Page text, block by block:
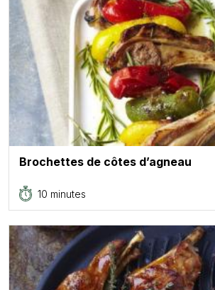
Brochettes de côtes d’agneau
10 minutes